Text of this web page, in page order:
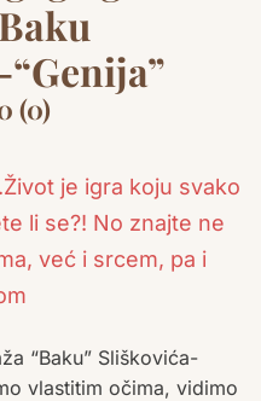
(0)
“Baku” Sliškovića-
vlastitim očima, vidimo